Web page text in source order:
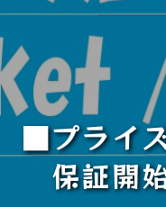
■プライ
保証開